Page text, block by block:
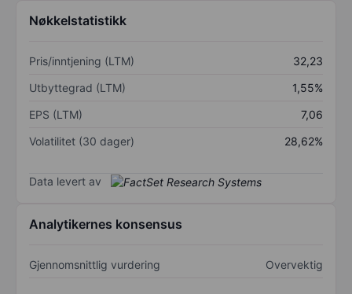
Nøkkelstatistikk
Pris/inntjening (LTM)
32,23
Utbyttegrad (LTM)
1,55%
EPS (LTM)
7,06
Volatilitet (30 dager)
28,62%
Data levert av
Analytikernes konsensus
Gjennomsnittlig vurdering Overvektig